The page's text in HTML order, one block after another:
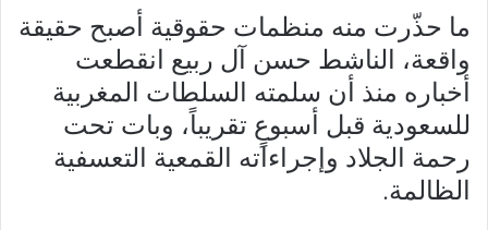
ما حذّرت منه منظمات حقوقية أصبح حقيقة
واقعة، الناشط حسن آل ربيع انقطعت
أخباره منذ أن سلمته السلطات المغربية
للسعودية قبل أسبوعٍ تقريباً، وبات تحت
رحمة الجلاد وإجراءاته القمعية التعسفية
الظالمة.